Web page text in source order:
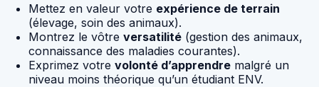
Mettez en valeur votre expérience de terrain
(élevage, soin des animaux).
Montrez le vôtre versatilité (gestion des animaux,
connaissance des maladies courantes).
Exprimez votre volonté d’apprendre malgré un
niveau moins théorique qu’un étudiant ENV.